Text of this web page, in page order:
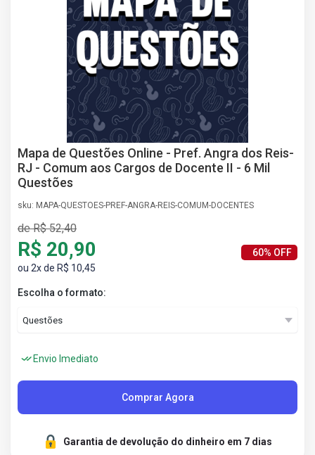
Mapa de Questões Online - Pref. Angra dos Reis-
RJ - Comum aos Cargos de Docente II - 6 Mil
Questões
sku: MAPA-QUESTOES-PREF-ANGRA-REIS-COMUM-DOCENTES
de R$ 52,40
R$ 20,90
ou 2x de R$ 10,45
60% OFF
Escolha o formato:
Envio Imediato
Comprar Agora
Garantia de devolução do dinheiro em 7 dias